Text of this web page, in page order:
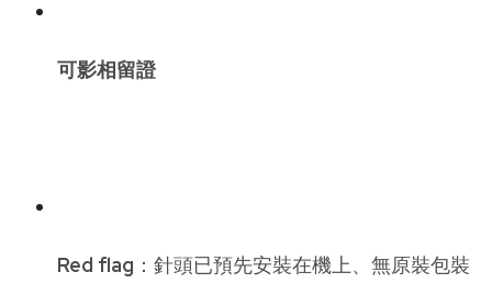
可影相留證
Red flag ：針頭已預先安裝在機上、無原裝包裝